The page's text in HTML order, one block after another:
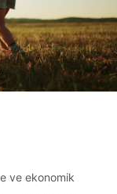
ve ekonomik